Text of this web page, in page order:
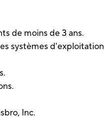
de moins de 3 ans.
systèmes
Inc.